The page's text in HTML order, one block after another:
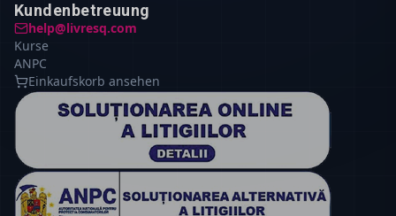
Kundenbetreuung
help@livresq.com
Kurse
ANPC
Einkaufskorb ansehen